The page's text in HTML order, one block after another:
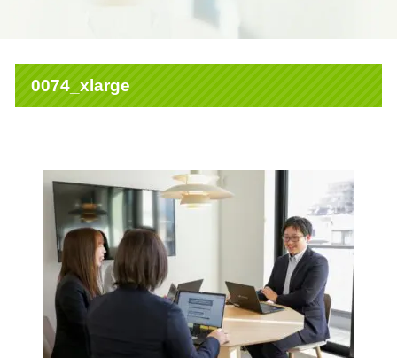
0074_xlarge